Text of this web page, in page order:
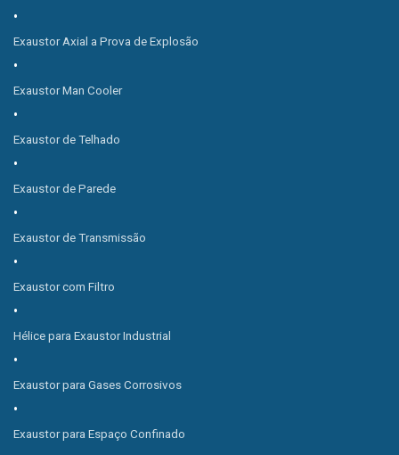
Exaustor Axial a Prova de Explosão
Exaustor Man Cooler
Exaustor de Telhado
Exaustor de Parede
Exaustor de Transmissão
Exaustor com Filtro
Hélice para Exaustor Industrial
Exaustor para Gases Corrosivos
Exaustor para Espaço Confinado